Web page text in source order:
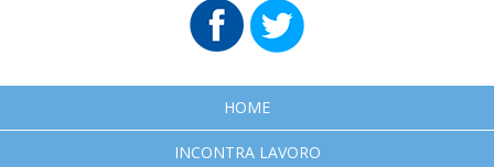
HOME
INCONTRA LAVORO